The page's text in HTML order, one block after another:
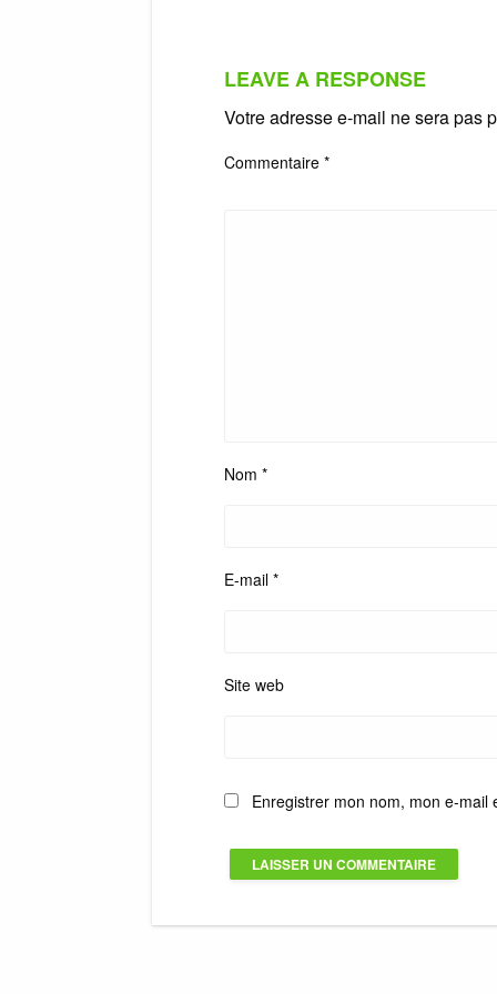
LEAVE A RESPONSE
Votre adresse e-mail ne sera pas
Commentaire *
Nom *
E-mail *
Site web
Enregistrer mon nom, mon e-